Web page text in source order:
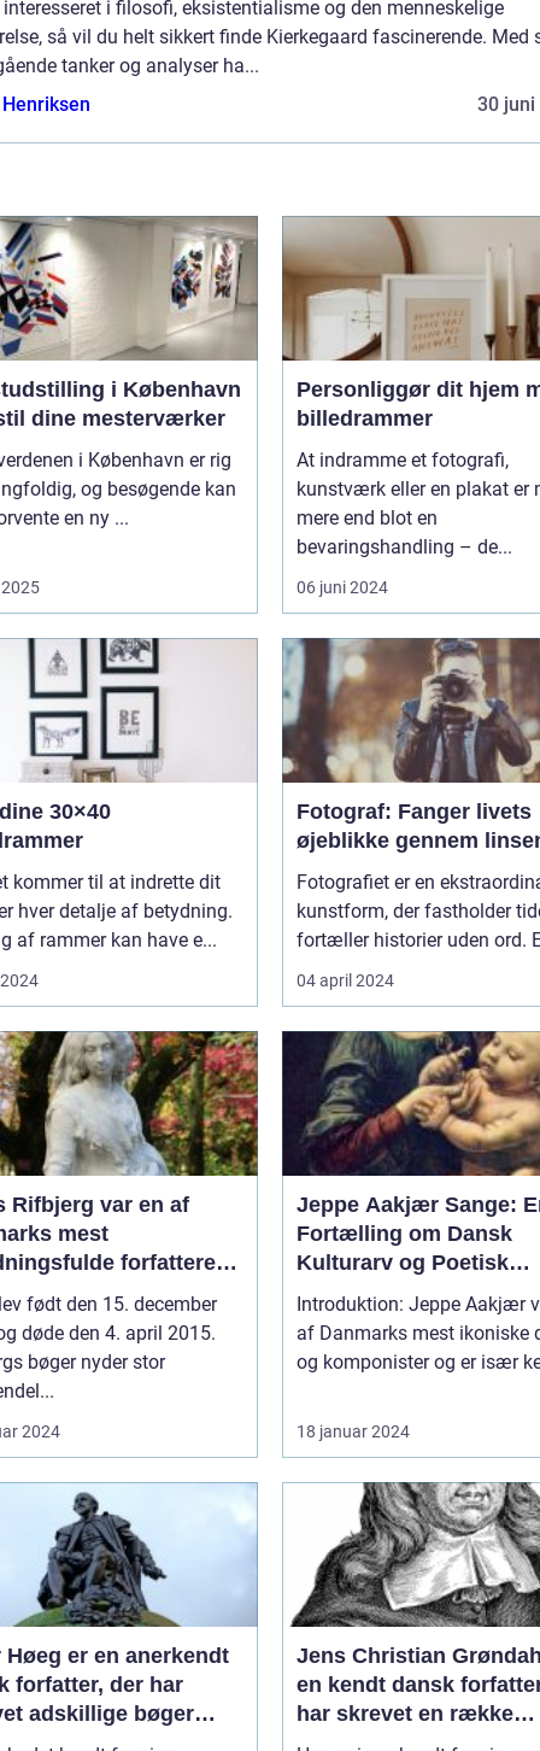
interesseret i filosofi, eksistentialisme og den menneskelige
så vil du helt sikkert finde Kierkegaard fascinerende. Med
tanker og analyser ha...
30 juni
i København
dine mesterværker
i København er rig
og besøgende kan
en ny ...
Personliggør dit hjem
billedrammer
At indramme et fotografi,
kunstværk eller en plakat er
mere end blot en
bevaringshandling – de...
06 juni 2024
30×40
kommer til at indrette dit
hver detalje af betydning.
af rammer kan have e...
Fotograf: Fanger livets
øjeblikke gennem
Fotografiet er en
kunstform, der fastholder
fortæller historier uden ord.
04 april 2024
Rifbjerg var en af
mest
forfattere
født den 15. december
døde den 4. april 2015.
bøger nyder stor
2024
Jeppe Aakjær Sange:
Fortælling om Dansk
Kulturarv og Poetisk
Skønhed
Introduktion: Jeppe Aakjær
af Danmarks mest ikoniske
og komponister og er især
18 januar 2024
Høeg er en anerkendt
forfatter, der har
adskillige bøger
for forskellige genrer
Jens Christian
en kendt dansk
har skrevet en række
populære bøger